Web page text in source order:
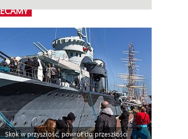
Skok w przyszłość, powrót do przeszłości